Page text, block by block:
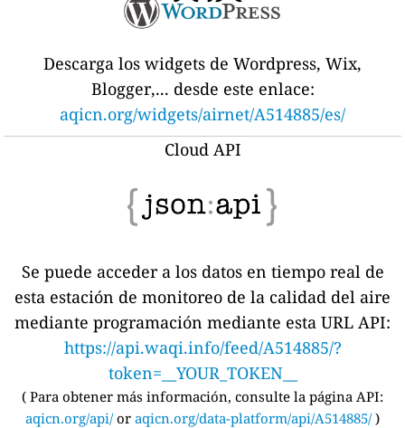
Descarga los widgets de Wordpress, Wix,
Blogger,... desde este enlace:
aqicn.org/widgets/airnet/A514885/es/
Cloud API
Se puede acceder a los datos en tiempo real de
esta estación de monitoreo de la calidad del aire
mediante programación mediante esta URL API:
https://api.waqi.info/feed/A514885/?
token=__YOUR_TOKEN__
( Para obtener más información, consulte la página API:
aqicn.org/api/or aqicn.org/data-platform/api/A514885/)